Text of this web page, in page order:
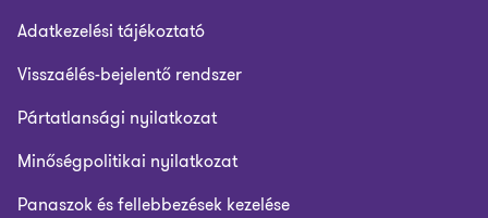
Adatkezelési tájékoztató
Visszaélés-bejelentő rendszer
Pártatlansági nyilatkozat
Minőségpolitikai nyilatkozat
Panaszok és fellebbezések kezelése